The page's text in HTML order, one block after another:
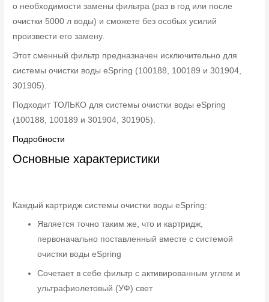
о необходимости замены фильтра (раз в год или после
очистки 5000 л воды) и сможете без особых усилий
произвести его замену.
Этот сменный фильтр предназначен исключительно для
системы очистки воды eSpring (100188, 100189 и 301904,
301905).
Подходит ТОЛЬКО для системы очистки воды eSpring
(100188, 100189 и 301904, 301905).
Подробности
Основные характеристики
Каждый картридж системы очистки воды eSpring:
Является точно таким же, что и картридж,
первоначально поставленный вместе с системой
очистки воды eSpring
Сочетает в себе фильтр с активированным углем и
ультрафиолетовый (УФ) свет